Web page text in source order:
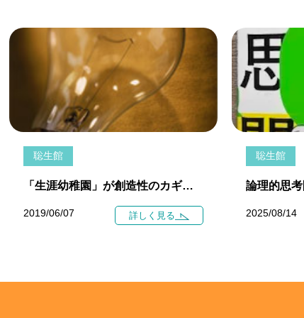
聡生館
「生涯幼稚園」が創造性のカギになる MIT教授が提唱
2019/06/07 詳しく見る
聡生館
2025/08/14